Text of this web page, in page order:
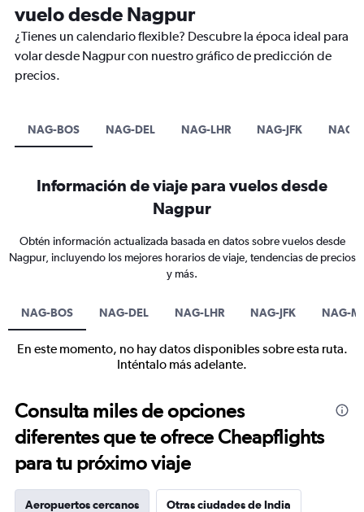
vuelo desde Nagpur
¿Tienes un calendario flexible? Descubre la época ideal para
volar desde Nagpur con nuestro gráfico de predicción de
precios.
NAG-BOS NAG-DEL NAG-LHR NAG-JFK NAG-
Información de viaje para vuelos desde
Nagpur
Obtén información actualizada basada en datos sobre vuelos desde
Nagpur, incluyendo los mejores horarios de viaje, tendencias de precios
y más.
NAG-BOS NAG-DEL NAG-LHR NAG-JFK NAG-
En este momento, no hay datos disponibles sobre esta ruta.
Inténtalo más adelante.
Consulta miles de opciones
diferentes que te ofrece Cheapflights
para tu próximo viaje
Aeropuertos cercanos Otras ciudades de India